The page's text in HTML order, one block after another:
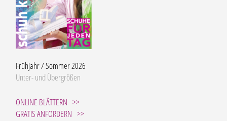
Frühjahr / Sommer 2026
Unter- und Übergrößen
ONLINE BLÄTTERN
GRATIS ANFORDERN